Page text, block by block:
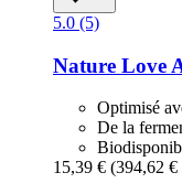
5.0 (5)
Nature Love
Optimisé
De la
15,39 € (394,62 €